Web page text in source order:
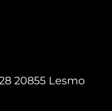
20855 Lesmo